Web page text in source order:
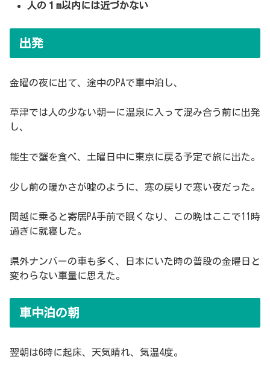
人の１m以内には近づかない
出発
金曜の夜に出て、途中のPAで車中泊し、
草津では人の少ない朝一に温泉に入って混み合う前に出発
し、
能生で蟹を食べ、土曜日中に東京に戻る予定で旅に出た。
少し前の暖かさが嘘のように、寒の戻りで寒い夜だった。
関越に乗ると寄居PA手前で眠くなり、この晩はここで11時
過ぎに就寝した。
県外ナンバーの車も多く、日本にいた時の普段の金曜日と
変わらない車量に思えた。
車中泊の朝
翌朝は6時に起床、天気晴れ、気温4度。